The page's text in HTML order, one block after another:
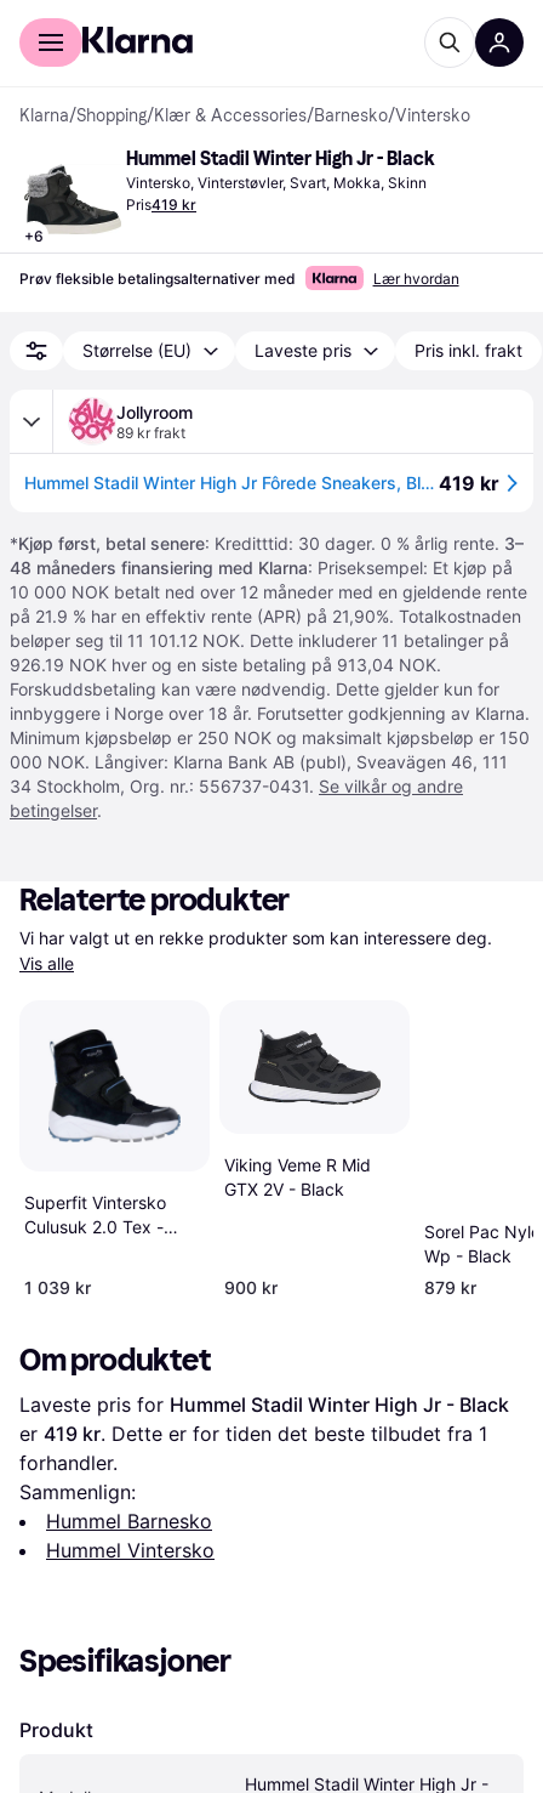
For kunder
Klarna/Shopping/Klær & Accessories/Barnesko/Vintersko
+6
Hummel Stadil Winter High Jr - Black
Vintersko, Vinterstøvler, Svart, Mokka, Skinn
Pris419 kr
Prøv fleksible betalingsalternativer med Lær hvordan
Størrelse (EU) Laveste pris Pris inkl. frakt
Jollyroom
89 kr frakt
Hummel Stadil Winter High Jr Fôrede Sneakers, Black, 28 419 kr
*Kjøp først, betal senere: Kreditttid: 30 dager. 0 % årlig rente. 3–
48 måneders finansiering med Klarna: Priseksempel: Et kjøp på
10 000 NOK betalt ned over 12 måneder med en gjeldende rente
på 21.9 % har en effektiv rente (APR) på 21,90%. Totalkostnaden
beløper seg til 11 101.12 NOK. Dette inkluderer 11 betalinger på
926.19 NOK hver og en siste betaling på 913,04 NOK.
Forskuddsbetaling kan være nødvendig. Dette gjelder kun for
innbyggere i Norge over 18 år. Forutsetter godkjenning av Klarna.
Minimum kjøpsbeløp er 250 NOK og maksimalt kjøpsbeløp er 150
000 NOK. Långiver: Klarna Bank AB (publ), Sveavägen 46, 111
34 Stockholm, Org. nr.: 556737-0431. Se vilkår og andre
betingelser.
Relaterte produkter
Vis alle
Superfit Vintersko
Culusuk 2.0 Tex -
1 039 kr
Viking Veme R Mid
GTX 2V - Black
900 kr
Sorel Pac
Wp - Black
879 kr
Om produktet
Laveste pris for Hummel Stadil Winter High Jr - Black
er 419 kr. Dette er for tiden det beste tilbudet fra 1
forhandler.
Sammenlign:
Hummel Barnesko
Hummel Vintersko
Spesifikasjoner
Produkt
Hummel Stadil Winter High Jr -